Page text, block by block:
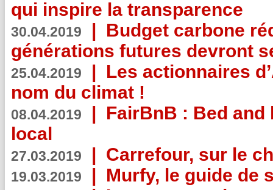
qui inspire la transparence
30.04.2019 | Budget carbone
générations futures devront
25.04.2019 | Les actionnaires
nom du climat !
08.04.2019 | FairBnB : Bed
local
27.03.2019 | Carrefour, sur le
19.03.2019 | Murfy, le guide de